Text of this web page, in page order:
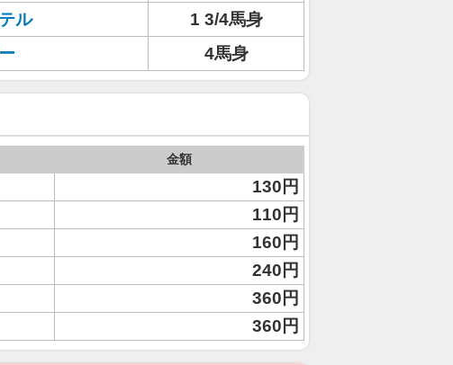
ル
1 3/4馬身
4馬身
金額
130円
110円
160円
240円
360円
360円